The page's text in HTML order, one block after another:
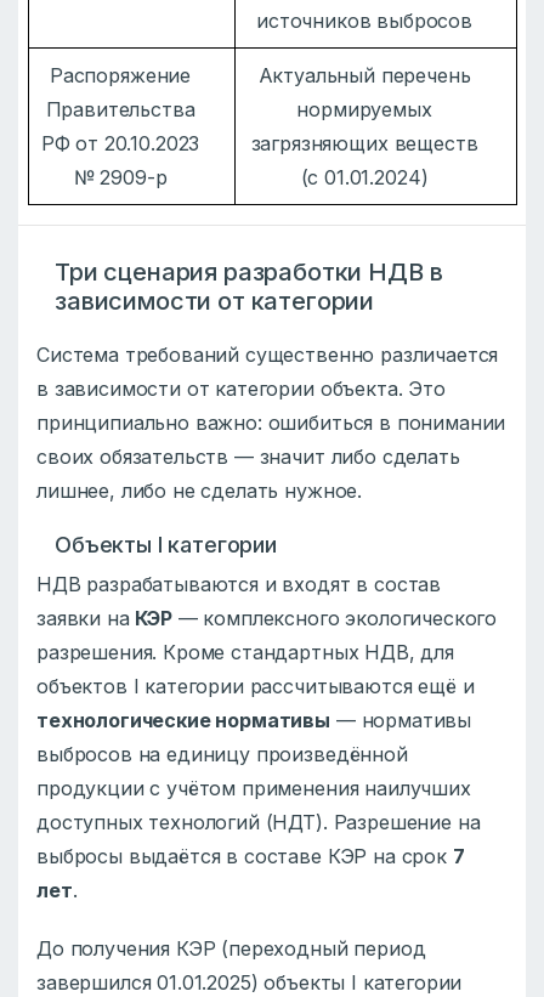
источников выбросов
Распоряжение
Правительства
РФ от 20.10.2023
№ 2909-р
Актуальный перечень
нормируемых
загрязняющих веществ
(с 01.01.2024)
Три сценария разработки НДВ в
зависимости от категории
Система требований существенно различается
в зависимости от категории объекта. Это
принципиально важно: ошибиться в понимании
своих обязательств — значит либо сделать
лишнее, либо не сделать нужное.
Объекты I категории
НДВ разрабатываются и входят в состав
заявки на КЭР— комплексного экологического
разрешения. Кроме стандартных НДВ, для
объектов I категории рассчитываются ещё и
технологические нормативы — нормативы
выбросов на единицу произведённой
продукции с учётом применения наилучших
доступных технологий (НДТ). Разрешение на
выбросы выдаётся в составе КЭР на срок 7
лет.
До получения КЭР (переходный период
завершился 01.01.2025) объекты I категории